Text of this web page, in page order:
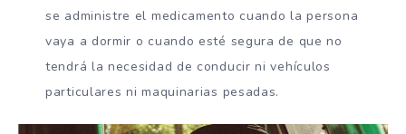
se administre el medicamento cuando la persona
vaya a dormir o cuando esté segura de que no
tendrá la necesidad de conducir ni vehículos
particulares ni maquinarias pesadas.